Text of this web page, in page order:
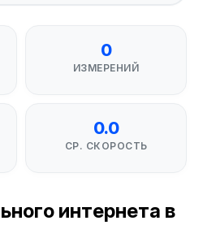
0
ИЗМЕРЕНИЙ
0.0
СР. СКОРОСТЬ
интернета в